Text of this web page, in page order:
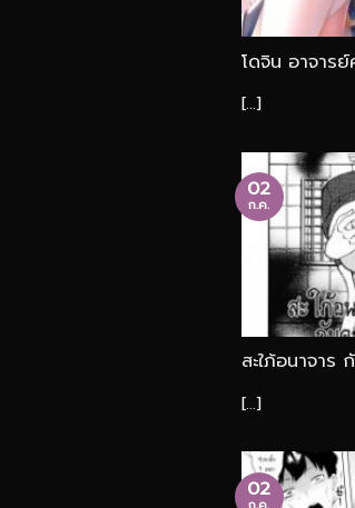
โดจิน อาจารย์
[...]
สะใภ้อนาจา
[...]
02
ก.ค.
02